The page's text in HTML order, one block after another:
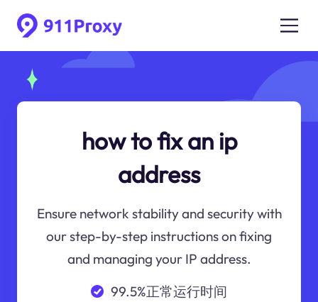
how to fix an ip
address
Ensure network stability and security with
our step-by-step instructions on fixing
and managing your IP address.
99.5%正常运行时间